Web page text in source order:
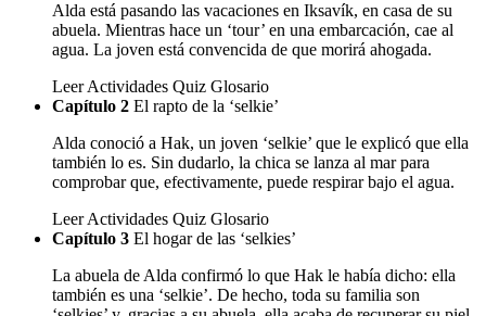
Alda está pasando las vacaciones en Iksavík, en casa de su
abuela. Mientras hace un ‘tour’ en una embarcación, cae al
agua. La joven está convencida de que morirá ahogada.
Leer Actividades Quiz Glosario
Capítulo 2 El rapto de la ‘selkie’
Alda conoció a Hak, un joven ‘selkie’ que le explicó que ella
también lo es. Sin dudarlo, la chica se lanza al mar para
comprobar que, efectivamente, puede respirar bajo el agua.
Leer Actividades Quiz Glosario
Capítulo 3 El hogar de las ‘selkies’
La abuela de Alda confirmó lo que Hak le había dicho: ella
también es una ‘selkie’. De hecho, toda su familia son